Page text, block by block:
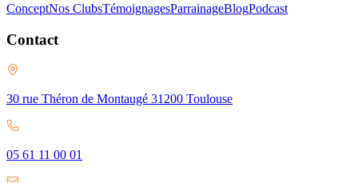
ConceptNos ClubsTémoignagesParrainageBlogPodcast
Contact
30 rue Théron de Montaugé 31200 Toulouse
05 61 11 00 01